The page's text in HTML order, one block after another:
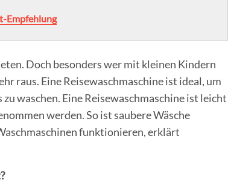
Empfehlung
Doch besonders wer mit kleinen Kindern
raus. Eine Reisewaschmaschine ist ideal, um
waschen. Eine Reisewaschmaschine ist leicht
werden. So ist saubere Wäsche
funktionieren, erklärt